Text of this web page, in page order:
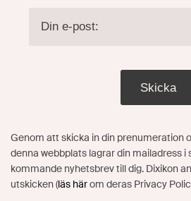
Skicka
Genom att skicka in din prenumeration
denna webbplats lagrar din mailadress i
kommande nyhetsbrev till dig. Dixikon
utskicken (läs härom deras Privacy